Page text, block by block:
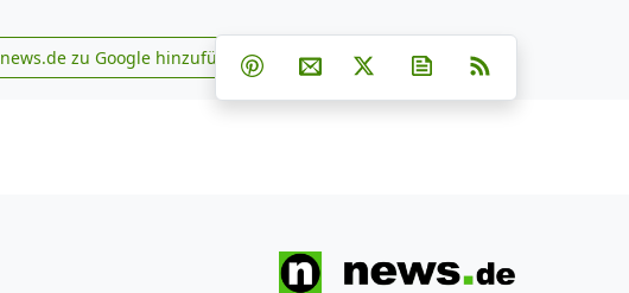
news.de zu Google hinzufügen
news.de zu Google hinzufügen Teilen auf Facebook
Teilen auf Whatsapp
Teilen auf Telegram
Teilen auf Pinterest
Per E-Mail teilen
Post auf XNewsletter abonnieren